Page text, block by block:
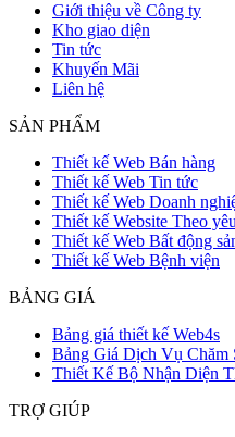
Giới thiệu về Công ty
Kho giao diện
Tin tức
Khuyến Mãi
Liên hệ
SẢN PHẨM
Thiết kế Web Bán hàng
Thiết kế Web Tin tức
Thiết kế Web Doanh
Thiết kế Website Theo
Thiết kế Web Bất động
Thiết kế Web Bệnh viện
BẢNG GIÁ
Bảng giá thiết kế Web4s
Bảng Giá Dịch Vụ Chăm
Thiết Kế Bộ Nhận Diện
TRỢ GIÚP